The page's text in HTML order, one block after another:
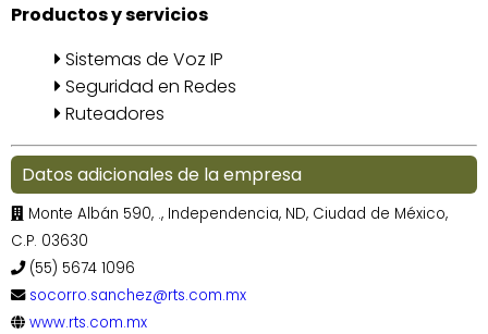
Productos y servicios
Sistemas de Voz IP
Seguridad en Redes
Ruteadores
Datos adicionales de la empresa
Monte Albán 590, ., Independencia, ND, Ciudad de México,
C.P. 03630
(55) 5674 1096
socorro.sanchez@rts.com.mx
www.rts.com.mx